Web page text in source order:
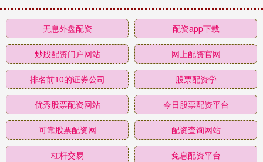
无息外盘配资 配资app下载
炒股配资门户网站 网上配资官网
排名前10的证券公司 股票配资学
优秀股票配资网站 今日股票配资平台
可靠股票配资网 配资查询网站
杠杆交易 免息配资平台